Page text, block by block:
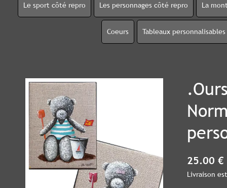
Le sport côté repro Les personnages côté repro La
Coeurs Tableaux personnalisables
25.00 €
Livraison